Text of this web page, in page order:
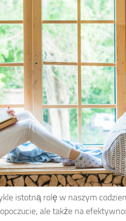
istotną rolę w naszym
ale także na